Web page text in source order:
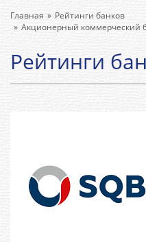
Главная
Рейтинги банков
Акционерный коммерческий
Рейтинги